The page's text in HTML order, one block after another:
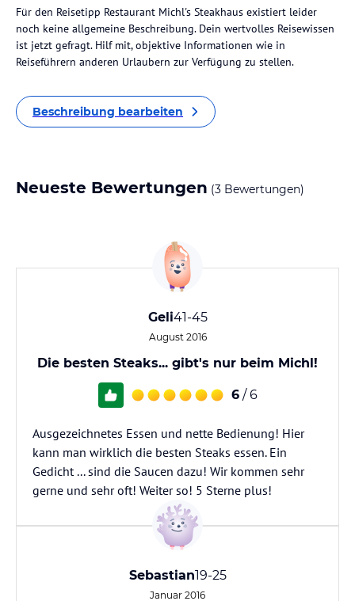
Für den Reisetipp Restaurant Michl's Steakhaus existiert leider
noch keine allgemeine Beschreibung. Dein wertvolles Reisewissen
ist jetzt gefragt. Hilf mit, objektive Informationen wie in
Reiseführern anderen Urlaubern zur Verfügung zu stellen.
Beschreibung bearbeiten
Neueste Bewertungen (3 Bewertungen)
Geli41-45
August 2016
Die besten Steaks... gibt's nur beim Michl!
6 / 6
Ausgezeichnetes Essen und nette Bedienung! Hier
kann man wirklich die besten Steaks essen. Ein
Gedicht ... sind die Saucen dazu! Wir kommen sehr
gerne und sehr oft! Weiter so! 5 Sterne plus!
Sebastian19-25
Januar 2016